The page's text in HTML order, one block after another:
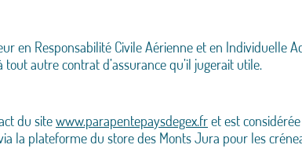
en Responsabilité Civile Aérienne et en Individuelle
autre contrat d’assurance qu’il jugerait utile.
du sitewww.parapentepaysdegex.fret est
la plateforme du store des Monts Jura pour les